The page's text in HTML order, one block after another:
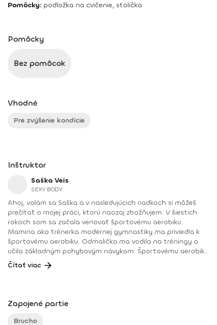
Pomôcky: podložka na cvičenie, stolička
Pomôcky
Bez pomôcok
Vhodné
Pre zvýšenie kondície
Inštruktor
Saška Veis
SEXY BODY
Ahoj, volám sa Saška a v nasledujúcich riadkoch si môžeš
prečítať o mojej práci, ktorú naozaj zbožňujem. V šiestich
rokoch som sa začala venovať športovému aerobiku.
Mamina ako trénerka modernej gymnastiky ma priviedla k
športovému aerobiku. Odmalička ma vodila na tréningy a
učila základným pohybovým návykom. Športovému aerobiku
som sa venovala do 18 rokov, keď som si pri jednom z
tréningov nenatrhla úpon a veľmi ma to brzdilo v ďalšom
step aerobik. V roku 2009 som sa stala inštruktorkou zumby
a úplne ma to pohltilo. Vedela som, že práve pohyb spojený
s pomocou ľuďom cítiť sa lepšie je to, čo chcem robiť. Preto
Čítať viac
Zapojené partie
Brucho